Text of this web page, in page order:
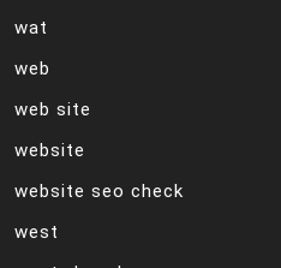
wat
web
web site
website
website seo check
west